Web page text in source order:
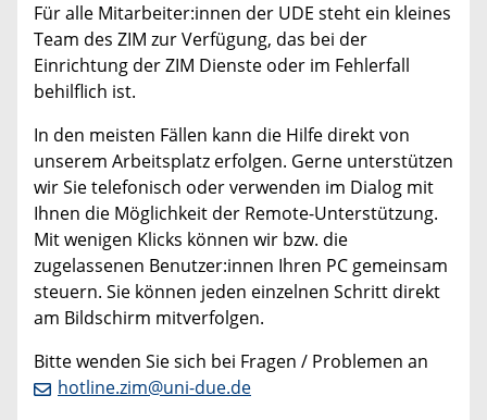
Für alle Mitarbeiter:innen der UDE steht ein kleines
Team des ZIM zur Verfügung, das bei der
Einrichtung der ZIM Dienste oder im Fehlerfall
behilflich ist.
In den meisten Fällen kann die Hilfe direkt von
unserem Arbeitsplatz erfolgen. Gerne unterstützen
wir Sie telefonisch oder verwenden im Dialog mit
Ihnen die Möglichkeit der Remote-Unterstützung.
Mit wenigen Klicks können wir bzw. die
zugelassenen Benutzer:innen Ihren PC gemeinsam
steuern. Sie können jeden einzelnen Schritt direkt
am Bildschirm mitverfolgen.
Bitte wenden Sie sich bei Fragen / Problemen an
hotline.zim@uni-due.de